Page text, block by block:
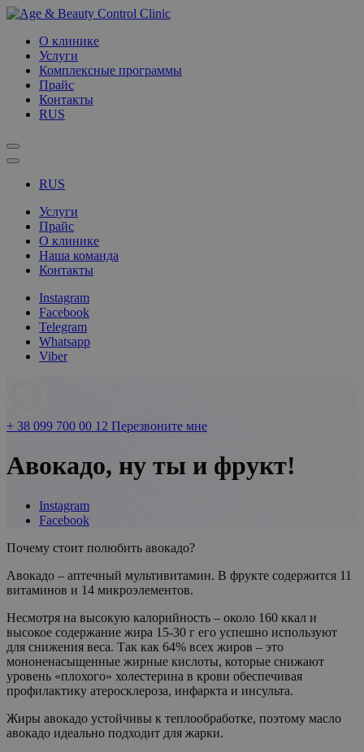
О клинике
Услуги
Комплексные программы
Прайс
Контакты
RUS
RUS
Услуги
Прайс
О клинике
Наша команда
Контакты
Instagram
Facebook
Telegram
Whatsapp
Viber
+ 38 099 700 00 12 Перезвоните мне
Авокадо, ну ты и фрукт!
Instagram
Facebook
Почему стоит полюбить авокадо?
Авокадо – аптечный мультивитамин. В фрукте содержится 11
витаминов и 14 микроэлементов.
Несмотря на высокую калорийность – около 160 ккал и
высокое содержание жира 15-30 г его успешно используют
для снижения веса. Так как 64% всех жиров – это
мононенасыщенные жирные кислоты, которые снижают
уровень «плохого» холестерина в крови обеспечивая
профилактику атеросклероза, инфаркта и инсульта.
Жиры авокадо устойчивы к теплообработке, поэтому масло
авокадо идеально подходит для жарки.